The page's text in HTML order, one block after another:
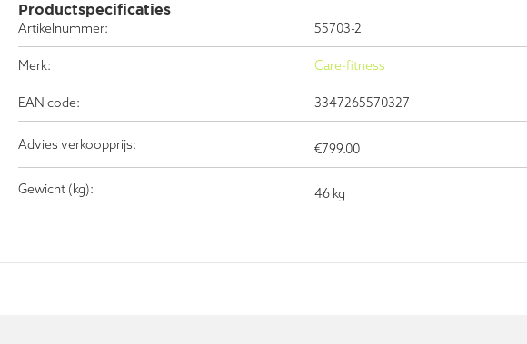
Productspecificaties
Artikelnummer:
55703-2
Merk: Care-fitness
EAN code: 3347265570327
Advies verkoopprijs: €799.00
Gewicht (kg): 46 kg